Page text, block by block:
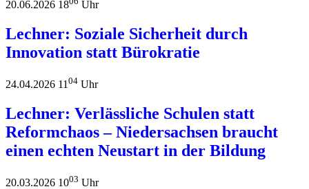
20.06.2026 18 Uhr
Lechner: Soziale Sicherheit durch
Innovation statt Bürokratie
24.04.2026 11 04 Uhr
Lechner: Verlässliche Schulen statt
Reformchaos – Niedersachsen braucht
einen echten Neustart in der Bildung
20.03.2026 1003 Uhr